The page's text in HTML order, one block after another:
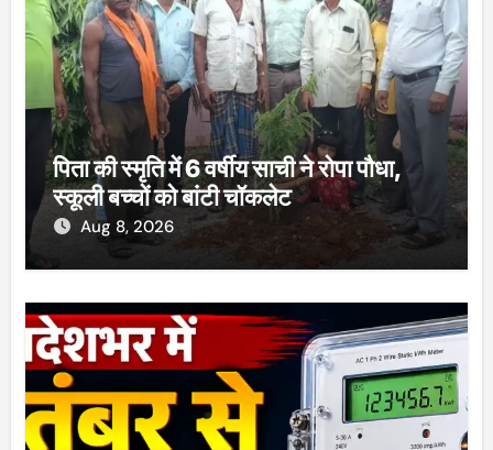
पिता की स्मृति में 6 वर्षीय साची ने रोपा पौधा,
स्कूली बच्चों को बांटी चॉकलेट
Aug 8, 2026